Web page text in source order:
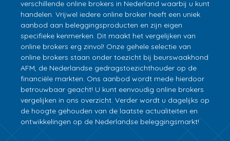
verschillende online brokers in Nederland waarbij u kunt
handelen. Vrijwel iedere online broker heeft een uniek
aanbod aan beleggingsproducten en zijn eigen
specifieke kenmerken. Dit maakt het vergelijken van
online brokers erg zinvol! Onze gehele selectie van
online brokers staan onder toezicht bij beurswaakhond
AFM, de Nederlandse gedragstoezichthouder op de
financiële markten. Ons aanbod wordt mede hierdoor
betrouwbaar geacht! U kunt eenvoudig online brokers
vergelijken in ons overzicht. Verder wordt u dagelijks op
de hoogte gehouden van de laatste actualiteiten en
ontwikkelingen op de Nederlandse beleggingsmarkt!